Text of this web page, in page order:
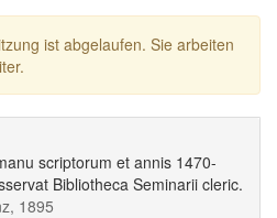
ist abgelaufen. Sie arbeiten
scriptorum et annis 1470-
Bibliotheca Seminarii cleric.
1895